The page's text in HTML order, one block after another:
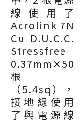
線使用了
Acrolink 7N
Cu D.U.C.C.
Stressfree
0.37mm✕50
根
（5.4sq），
接地線使用
了與電源線